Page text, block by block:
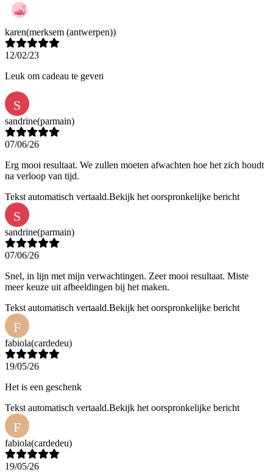
karen(merksem (antwerpen))
12/02/23
Leuk om cadeau te geven
S
sandrine(parmain)
07/06/26
Erg mooi resultaat. We zullen moeten afwachten hoe het zich houdt
na verloop van tijd.
Tekst automatisch vertaald.Bekijk het oorspronkelijke bericht
S
sandrine(parmain)
07/06/26
Snel, in lijn met mijn verwachtingen. Zeer mooi resultaat. Miste
meer keuze uit afbeeldingen bij het maken.
Tekst automatisch vertaald.Bekijk het oorspronkelijke bericht
F
fabiola(cardedeu)
19/05/26
Het is een geschenk
Tekst automatisch vertaald.Bekijk het oorspronkelijke bericht
F
fabiola(cardedeu)
19/05/26